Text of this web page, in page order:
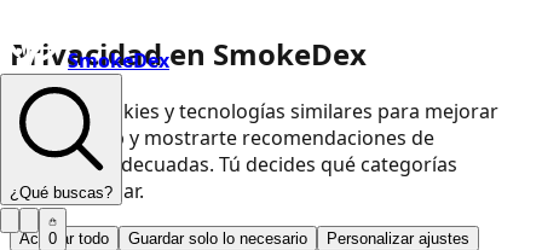
Privacidad en SmokeDex
Usamos cookies y tecnologías similares para mejorar
nuestra web y mostrarte recomendaciones de
productos adecuadas. Tú decides qué categorías
podemos usar.
Aceptar todo Guardar solo lo necesario Personalizar ajustes
SmokeDex
¿Qué buscas?
0